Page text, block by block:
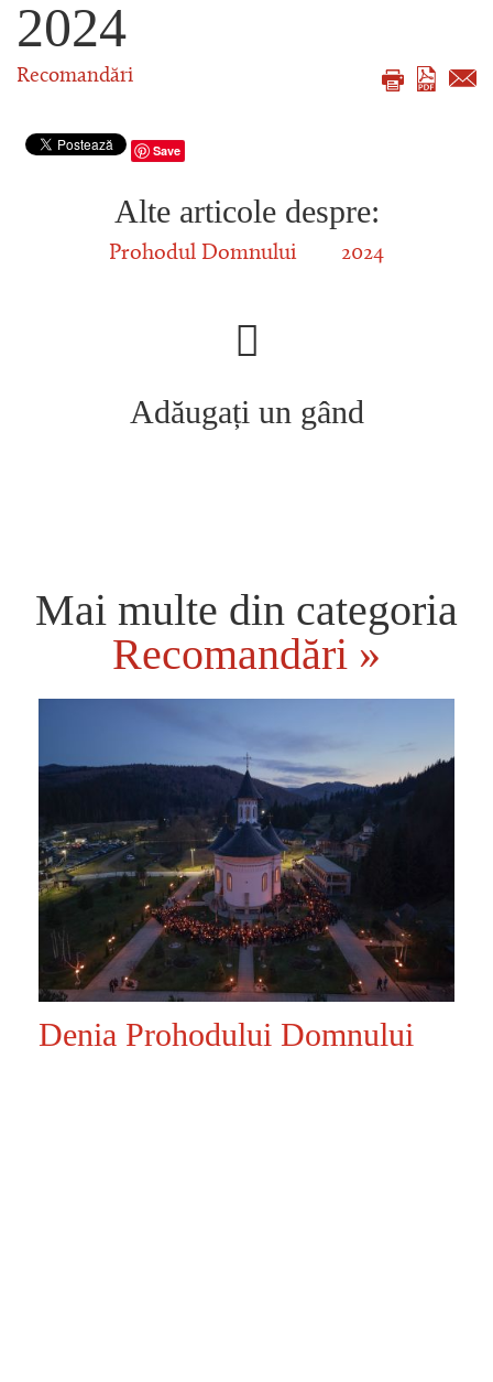
2024
Recomandări
Save
Alte articole despre:
Prohodul Domnului 2024
Adăugați un gând
Mai multe din categoria
Recomandări »
Denia Prohodului Domnului